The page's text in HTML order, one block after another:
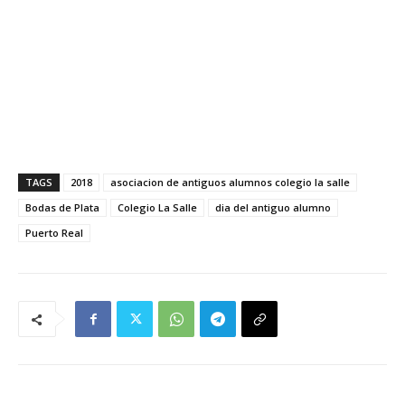
TAGS 2018
asociacion de antiguos alumnos colegio la salle
Bodas de Plata
Colegio La Salle
dia del antiguo alumno
Puerto Real